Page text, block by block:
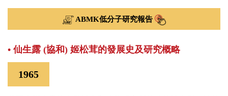
ABMK低分子研究報告
• 仙生露 (協和) 姬松茸的發展史及研究概略
1965